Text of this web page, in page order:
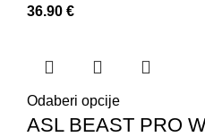
36.90 €
Odaberi opcije
ASL BEAST PRO